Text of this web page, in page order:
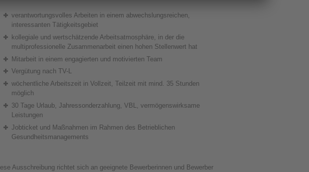
verantwortungsvolles Arbeiten in einem abwechslungsreichen,
interessanten Tätigkeitsgebiet
kollegiale und wertschätzende Arbeitsatmosphäre, in der die
multiprofessionelle Zusammenarbeit einen hohen Stellenwert hat
Mitarbeit in einem engagierten und motivierten Team
Vergütung nach TV-L
wöchentliche Arbeitszeit in Vollzeit, Teilzeit mit mind. 35 Stunden
möglich
30 Tage Urlaub, Jahressonderzahlung, VBL, vermögenswirksame
Leistungen
Jobticket und Maßnahmen im Rahmen des Betrieblichen
Gesundheitsmanagements
Ausschreibung richtet sich an geeignete Bewerberinnen und Bewerber